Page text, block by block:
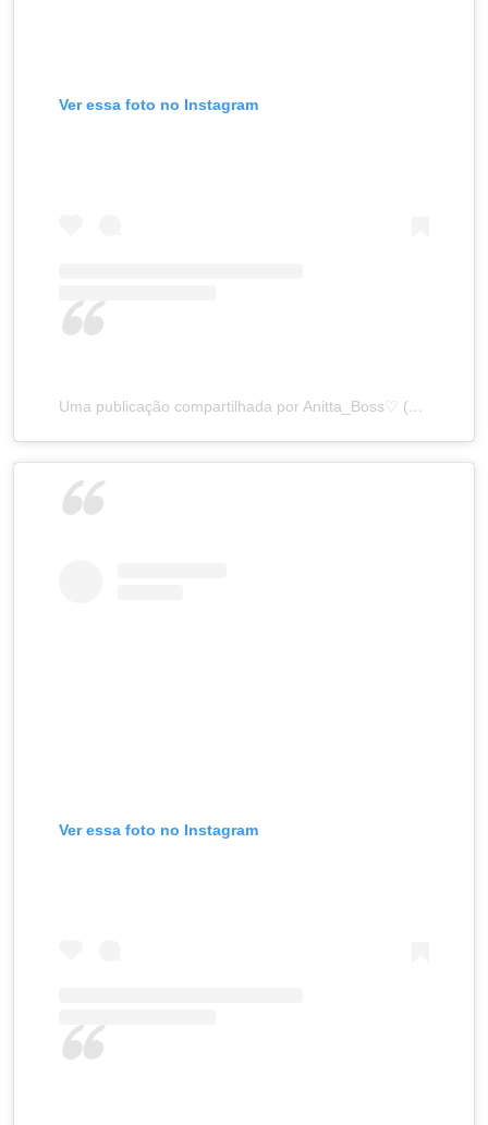
Ver essa foto no Instagram
Uma publicação compartilhada por Anitta_Boss♡ (@anitta.boss28)
Ver essa foto no Instagram